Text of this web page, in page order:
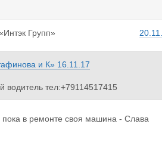
Групп»
и К» 16.11.17
водитель тел:+79114517415
в ремонте своя машина - Слава